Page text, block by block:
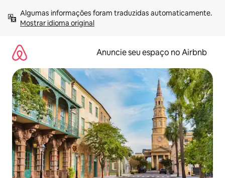
para
Mostrar idioma original
Anuncie seu espaço no Airbnb